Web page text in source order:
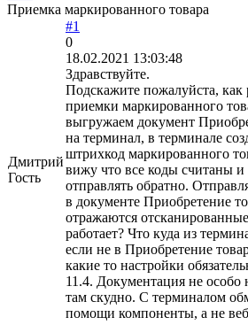
Приемка маркированного товара
Дмитрий
Гость
#1
0
18.02.2021 13:03:48
Здравствуйте.
Подскажите пожалуйста, как
приемки маркированного
выгружаем документ
на терминал, в терминале
штрихкод маркированного
вижу что все коды считаны
отправлять обратно.
в документе Приобретение
отражаются
работает? Что куда из
если не в Приобретение
какие то настройки
11.4. Документация не особо
там скудно. С терминалом
помощи компоненты, а не веб